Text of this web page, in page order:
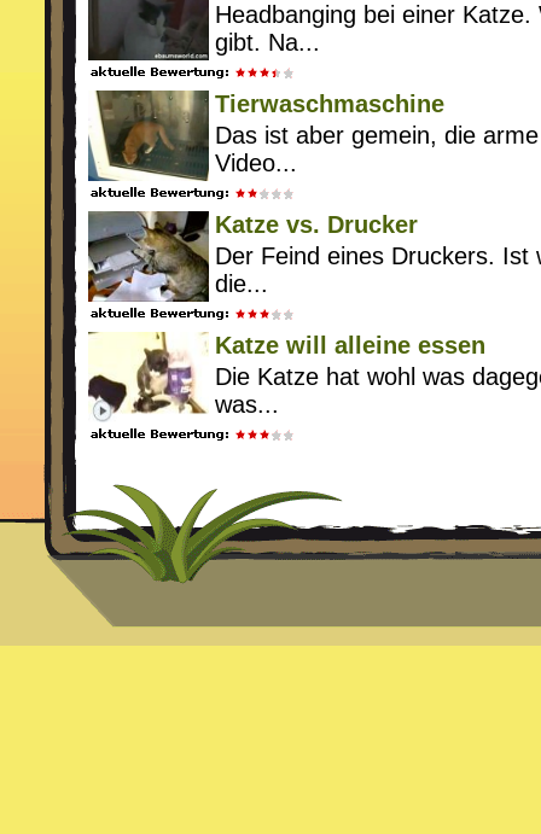
Headbanging bei einer
gibt. Na...
Tierwaschmaschine
Das ist aber gemein, die
Video...
Katze vs. Drucker
Der Feind eines Druckers. Ist
die...
Katze will alleine essen
Die Katze hat wohl was
was...